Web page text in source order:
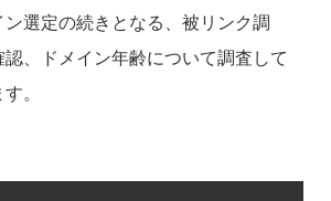
選定の続きとなる、被リンク調
、ドメイン年齢について調査して
。